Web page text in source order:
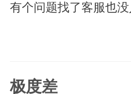
有个问题找了客服也
极度差